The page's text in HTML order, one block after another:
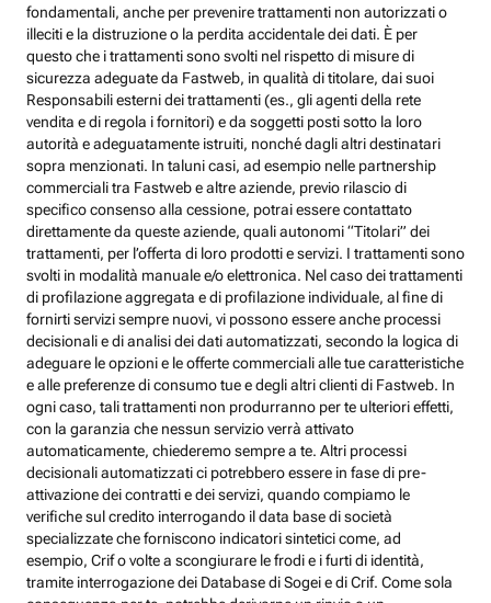
fondamentali, anche per prevenire trattamenti non autorizzati o
illeciti e la distruzione o la perdita accidentale dei dati. È per
questo che i trattamenti sono svolti nel rispetto di misure di
sicurezza adeguate da Fastweb, in qualità di titolare, dai suoi
Responsabili esterni dei trattamenti (es., gli agenti della rete
vendita e di regola i fornitori) e da soggetti posti sotto la loro
autorità e adeguatamente istruiti, nonché dagli altri destinatari
sopra menzionati. In taluni casi, ad esempio nelle partnership
commerciali tra Fastweb e altre aziende, previo rilascio di
specifico consenso alla cessione, potrai essere contattato
direttamente da queste aziende, quali autonomi “Titolari” dei
trattamenti, per l’offerta di loro prodotti e servizi. I trattamenti sono
svolti in modalità manuale e/o elettronica. Nel caso dei trattamenti
di profilazione aggregata e di profilazione individuale, al fine di
fornirti servizi sempre nuovi, vi possono essere anche processi
decisionali e di analisi dei dati automatizzati, secondo la logica di
adeguare le opzioni e le offerte commerciali alle tue caratteristiche
e alle preferenze di consumo tue e degli altri clienti di Fastweb. In
ogni caso, tali trattamenti non produrranno per te ulteriori effetti,
con la garanzia che nessun servizio verrà attivato
automaticamente, chiederemo sempre a te. Altri processi
decisionali automatizzati ci potrebbero essere in fase di pre-
attivazione dei contratti e dei servizi, quando compiamo le
verifiche sul credito interrogando il data base di società
specializzate che forniscono indicatori sintetici come, ad
esempio, Crif o volte a scongiurare le frodi e i furti di identità,
tramite interrogazione dei Database di Sogei e di Crif. Come sola